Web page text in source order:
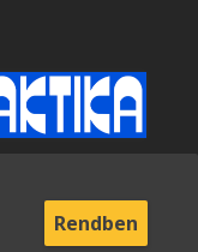
Rendben